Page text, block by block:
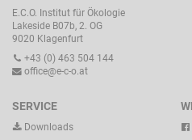
E.C.O. Institut für Ökologie
Lakeside B07b, 2. OG
9020 Klagenfurt
+43 (0) 463 504 144
office@e-c-o.at
SERVICE
Downloads